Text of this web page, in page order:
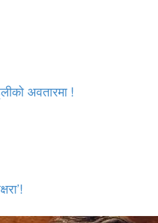
अवतारमा !